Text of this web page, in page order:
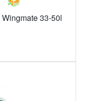
33-50l